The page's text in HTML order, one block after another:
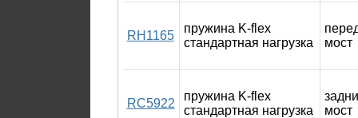
RH1165
пружина K-flex
стандартная нагрузка
мост
RC5922
пружина K-flex
стандартная нагрузка
мост